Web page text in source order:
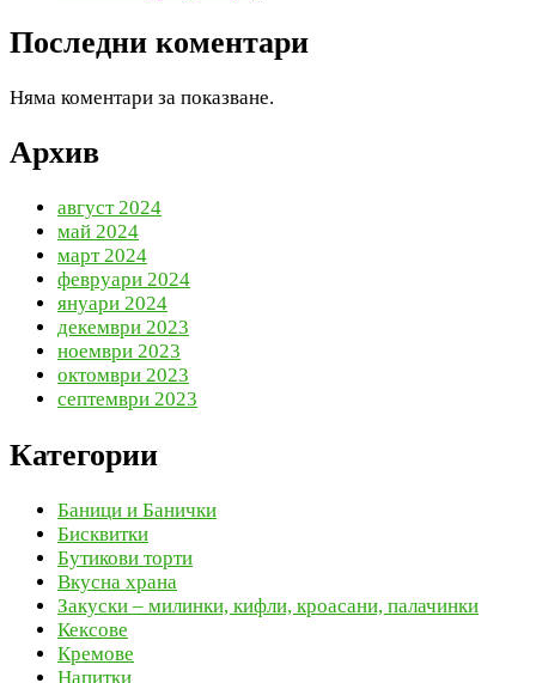
Последни коментари
Няма коментари за показване.
Архив
август 2024
май 2024
март 2024
февруари 2024
януари 2024
декември 2023
ноември 2023
октомври 2023
септември 2023
Категории
Баници и Банички
Бисквитки
Бутикови торти
Вкусна храна
Закуски – милинки, кифли, кроасани, палачинки
Кексове
Кремове
Напитки